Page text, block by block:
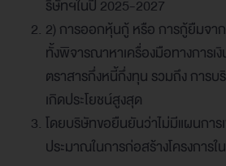
ริษัทฯในปี 2025-2027
2) การออกหุ้นกู้ หรือ การกู้ยืมจ
ทั้งพิจารณาหาเครื่องมือทางการเ
ตราสารกึ่งหนี้กึ่งทุน รวมถึง การ
เกิดประโยชน์สูงสุด
โดยบริษัทขอยืนยันว่าไม่มีแผนกา
ประมาณในการก่อสร้างโครงการใ